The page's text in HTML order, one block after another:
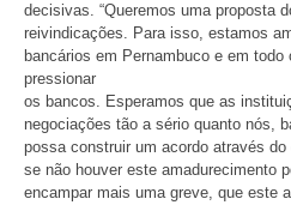
decisivas. “Queremos uma proposta
reivindicações. Para isso, estamos
bancários em Pernambuco e em
pressionar
os bancos. Esperamos que as
negociações tão a sério quanto nós,
possa construir um acordo através
se não houver este amadurecimento
encampar mais uma greve, que este